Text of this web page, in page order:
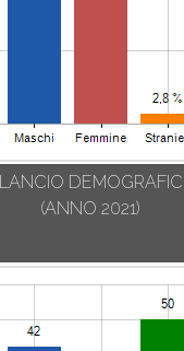
(ANNO 2021)